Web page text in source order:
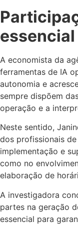
essencial
A economista da
ferramentas de IA
autonomia e
sempre dispõem
operação e a
Neste sentido,
dos profissionais
implementação e
como no
elaboração de
A investigadora
partes na geração
essencial para